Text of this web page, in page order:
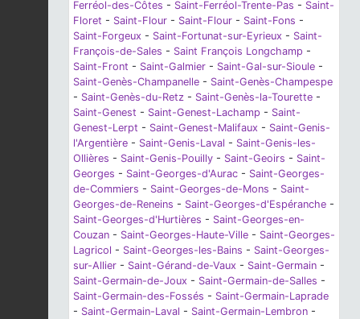
Ferréol-des-Côtes - Saint-Ferréol-Trente-Pas - Saint-
Floret - Saint-Flour - Saint-Flour - Saint-Fons -
Saint-Forgeux - Saint-Fortunat-sur-Eyrieux - Saint-
François-de-Sales - Saint François Longchamp -
Saint-Front - Saint-Galmier - Saint-Gal-sur-Sioule -
Saint-Genès-Champanelle - Saint-Genès-Champespe
- Saint-Genès-du-Retz - Saint-Genès-la-Tourette -
Saint-Genest - Saint-Genest-Lachamp - Saint-
Genest-Lerpt - Saint-Genest-Malifaux - Saint-Genis-
l'Argentière - Saint-Genis-Laval - Saint-Genis-les-
Ollières - Saint-Genis-Pouilly - Saint-Geoirs - Saint-
Georges - Saint-Georges-d'Aurac - Saint-Georges-
de-Commiers - Saint-Georges-de-Mons - Saint-
Georges-de-Reneins - Saint-Georges-d'Espéranche -
Saint-Georges-d'Hurtières - Saint-Georges-en-
Couzan - Saint-Georges-Haute-Ville - Saint-Georges-
Lagricol - Saint-Georges-les-Bains - Saint-Georges-
sur-Allier - Saint-Gérand-de-Vaux - Saint-Germain -
Saint-Germain-de-Joux - Saint-Germain-de-Salles -
Saint-Germain-des-Fossés - Saint-Germain-Laprade
- Saint-Germain-Laval - Saint-Germain-Lembron -